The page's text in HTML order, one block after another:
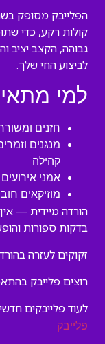
הפלייבק מסופק
קולות רקע, כדי
גבוהה, הקצב יציב
לביצוע החי שלך.
למי
חזנים
מנגנים
קהילה
אמני אירועים
מוזיקאים
הורדה מיידית —
בדקות ספורות
זקוקים לעזרה
רוצים פלייבק
לעוד פלייבקים
פלייבק